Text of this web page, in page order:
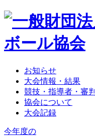
お知らせ
大会情報・結果
競技・指導者・審判
協会について
大会記録
今年度の